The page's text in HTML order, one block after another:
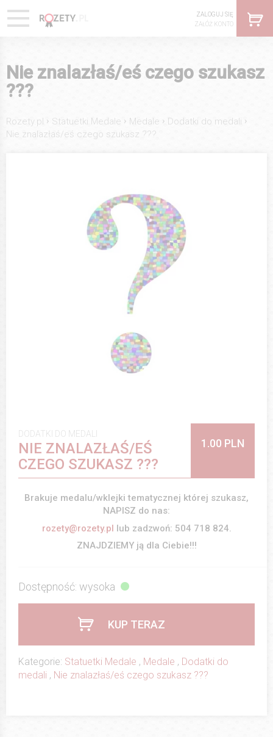
ZALOGUJ SIĘ
ZAŁÓŻ KONTO
Nie znalazłaś/eś czego szukasz
???
Rozety.pl › Statuetki Medale › Medale › Dodatki do medali ›
Nie znalazłaś/eś czego szukasz ???
DODATKI DO MEDALI
NIE ZNALAZŁAŚ/EŚ
CZEGO SZUKASZ ???
1.00 PLN
Brakuje medalu/wklejki tematycznej której szukasz,
NAPISZ do nas:
rozety@rozety.pl lub zadzwoń: 504 718 824.
ZNAJDZIEMY ją dla Ciebie!!!
Dostępność: wysoka
KUP TERAZ
Kategorie: Statuetki Medale , Medale , Dodatki do
medali , Nie znalazłaś/eś czego szukasz ???